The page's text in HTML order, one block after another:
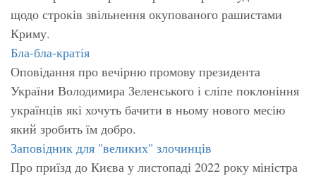
щодо строків звільнення окупованого рашистами
Криму.
Бла-бла-кратія
Оповідання про вечірню промову президента
України Володимира Зеленського і сліпе поклоніння
українців які хочуть бачити в ньому нового месію
який зробить їм добро.
Заповідник для "великих" злочинців
Про приїзд до Києва у листопаді 2022 року міністра